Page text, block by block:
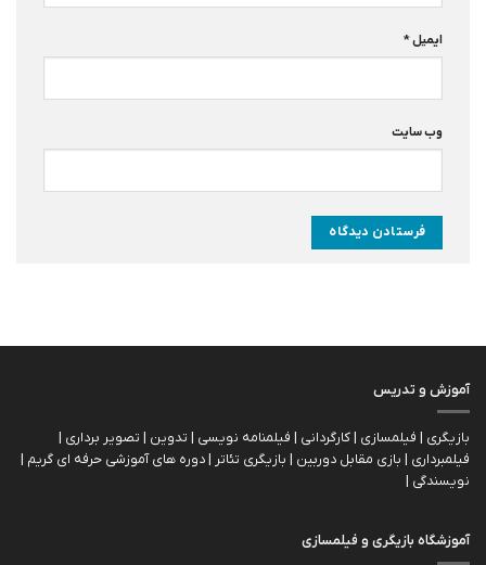
ایمیل*
وب‌ سایت
آموزش و تدریس
بازیگری | فیلمسازی | کارگردانی | فیلمنامه نویسی | تدوین | تصویر برداری |
فیلمبرداری | بازی مقابل دوربین | بازیگري تئاتر | دوره های آموزشی حرفه ای گریم |
نویسندگی |
آموزشگاه بازیگری و فیلمسازی